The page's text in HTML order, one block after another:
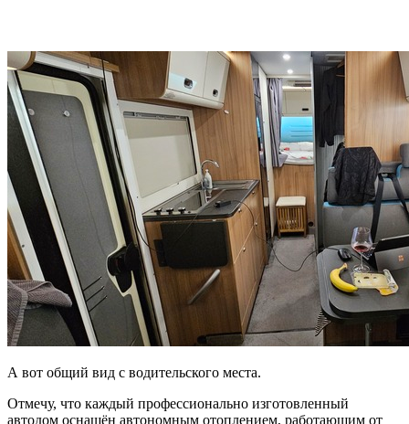
А вот общий вид с водительского места.
Отмечу, что каждый профессионально изготовленный
автодом оснащён автономным отоплением, работающим от